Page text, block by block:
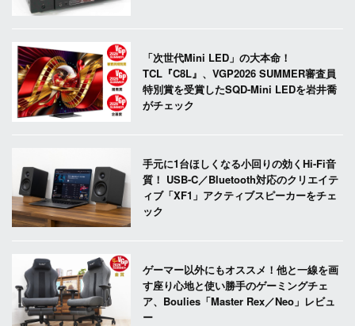
「次世代Mini LED」の大本命！
TCL『C8L』、VGP2026 SUMMER審査員
特別賞を受賞したSQD-Mini LEDを岩井喬
がチェック
手元に1台ほしくなる小回りの効くHi-Fi音
質！ USB-C／Bluetooth対応のクリエイテ
ィブ「XF1」アクティブスピーカーをチェ
ック
ゲーマー以外にもオススメ！他と一線を画
す座り心地と使い勝手のゲーミングチェ
ア、Boulies「Master Rex／Neo」レビュ
ー